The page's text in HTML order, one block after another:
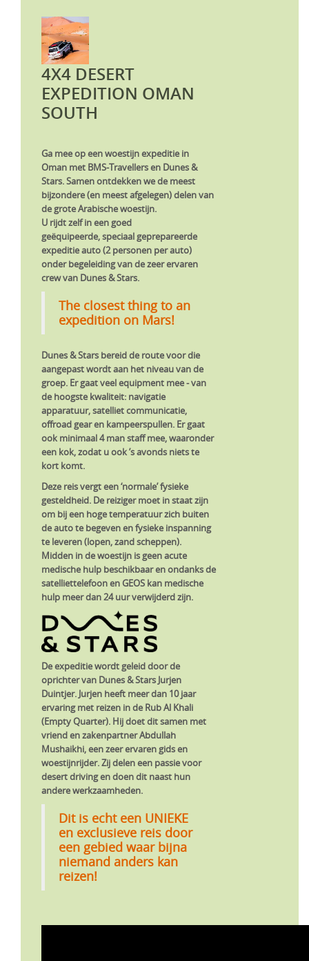
4X4 DESERT
EXPEDITION OMAN
SOUTH
Ga mee op een woestijn expeditie in
Oman met BMS-Travellers en Dunes &
Stars. Samen ontdekken we de meest
bijzondere (en meest afgelegen) delen van
de grote Arabische woestijn.
U rijdt zelf in een goed
geëquipeerde, speciaal geprepareerde
expeditie auto (2 personen per auto)
onder begeleiding van de zeer ervaren
crew van Dunes & Stars.
The closest thing to an
expedition on Mars!
Dunes & Stars bereid de route voor die
aangepast wordt aan het niveau van de
groep. Er gaat veel equipment mee - van
de hoogste kwaliteit: navigatie
apparatuur, satelliet communicatie,
offroad gear en kampeerspullen. Er gaat
ook minimaal 4 man staff mee, waaronder
een kok, zodat u ook ’s avonds niets te
kort komt.
Deze reis vergt een ‘normale’ fysieke
gesteldheid. De reiziger moet in staat zijn
om bij een hoge temperatuur zich buiten
de auto te begeven en fysieke inspanning
te leveren (lopen, zand scheppen).
Midden in de woestijn is geen acute
medische hulp beschikbaar en ondanks de
satelliettelefoon en GEOS kan medische
hulp meer dan 24 uur verwijderd zijn.
De expeditie wordt geleid door de
oprichter van Dunes & Stars Jurjen
Duintjer. Jurjen heeft meer dan 10 jaar
ervaring met reizen in de Rub Al Khali
(Empty Quarter). Hij doet dit samen met
vriend en zakenpartnerAbdullah
Mushaikhi, een zeer ervaren gids en
woestijnrijder. Zij delen een passie voor
desert driving en doen dit naast hun
andere werkzaamheden.
Dit is echt een UNIEKE
en exclusieve reis door
een gebied waar bijna
niemand anders kan
reizen!